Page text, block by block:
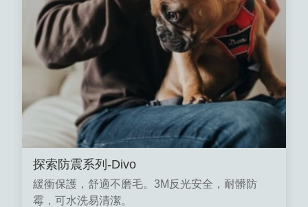
探索防震系列-Divo
緩衝保護，舒適不磨毛。3M反光安全，耐髒防
霉，可水洗易清潔。